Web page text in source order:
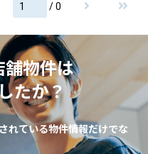
/ 0
舗物件は
たか？
れている物件情報だけでな